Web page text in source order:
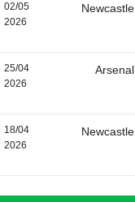
02/05
2026
Newcastle
25/04
2026
Arsenal
18/04
2026
Newcastle